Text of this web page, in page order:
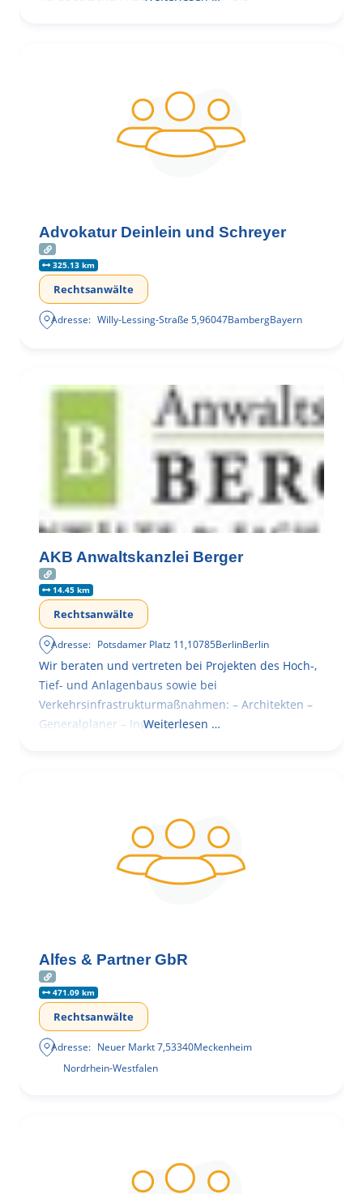
Advokatur Deinlein und Schreyer
325.13 km
Rechtsanwälte
Adresse: Willy-Lessing-Straße 5,96047BambergBayern
AKB Anwaltskanzlei Berger
14.45 km
Rechtsanwälte
Adresse: Potsdamer Platz 11,10785BerlinBerlin
Wir beraten und vertreten bei Projekten des Hoch-,
Tief- und Anlagenbaus sowie bei
Verkehrsinfrastrukturmaßnahmen: – Architekten –
Generalplaner – Ingenieure
Weiterlesen …
Alfes & Partner GbR
471.09 km
Rechtsanwälte
Adresse: Neuer Markt 7,53340Meckenheim
Nordrhein-Westfalen